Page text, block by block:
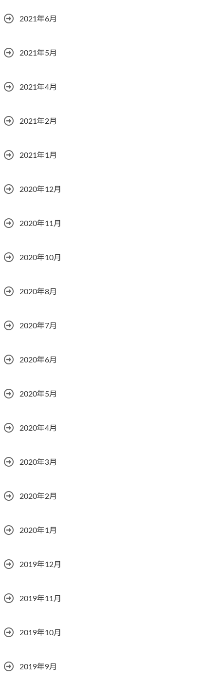
2021年6月
2021年5月
2021年4月
2021年2月
2021年1月
2020年12月
2020年11月
2020年10月
2020年8月
2020年7月
2020年6月
2020年5月
2020年4月
2020年3月
2020年2月
2020年1月
2019年12月
2019年11月
2019年10月
2019年9月